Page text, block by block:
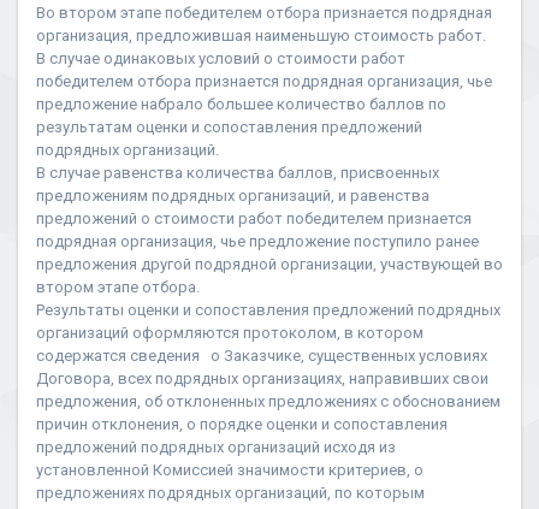
Во втором этапе победителем отбора признается подрядная
организация, предложившая наименьшую стоимость работ.
В случае одинаковых условий о стоимости работ
победителем отбора признается подрядная организация, чье
предложение набрало большее количество баллов по
результатам оценки и сопоставления предложений
подрядных организаций.
В случае равенства количества баллов, присвоенных
предложениям подрядных организаций, и равенства
предложений о стоимости работ победителем признается
подрядная организация, чье предложение поступило ранее
предложения другой подрядной организации, участвующей во
втором этапе отбора.
Результаты оценки и сопоставления предложений подрядных
организаций оформляются протоколом, в котором
содержатся сведения о Заказчике, существенных условиях
Договора, всех подрядных организациях, направивших свои
предложения, об отклоненных предложениях с обоснованием
причин отклонения, о порядке оценки и сопоставления
предложений подрядных организаций исходя из
установленной Комиссией значимости критериев, о
предложениях подрядных организаций, по которым